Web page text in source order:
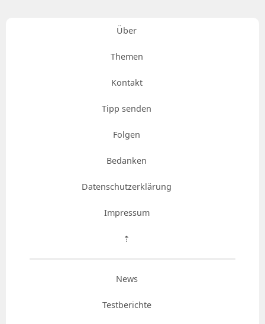
Über
Themen
Kontakt
Tipp senden
Folgen
Bedanken
Datenschutzerklärung
Impressum
⇡
News
Testberichte